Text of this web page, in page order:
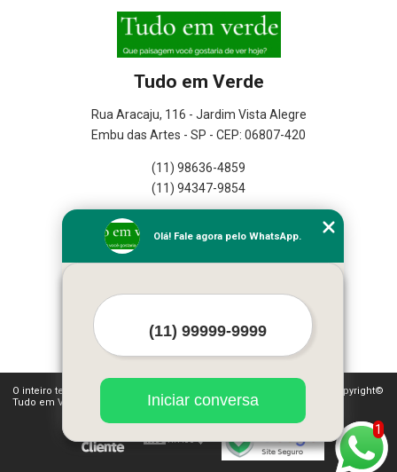
Tudo em Verde
Rua Aracaju, 116 - Jardim Vista Alegre
Embu das Artes - SP - CEP: 06807-420
(11) 98636-4859
(11) 94347-9854
Empresa
Missão
Mapa do site
Mais Serviços
O inteiro teor deste site está sujeito à proteção de direitos autorais. Copyright©
Tudo em Verde (Lei 9610 de 19/02/1998)
1
Olá! Fale agora pelo WhatsApp.
Iniciar conversa